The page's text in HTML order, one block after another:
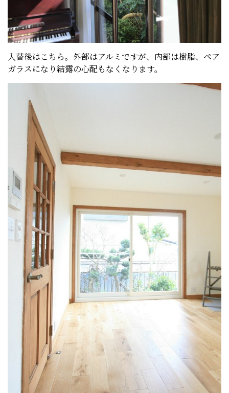
入替後はこちら。外部はアルミですが、内部は樹脂、ペア
ガラスになり結露の心配もなくなります。